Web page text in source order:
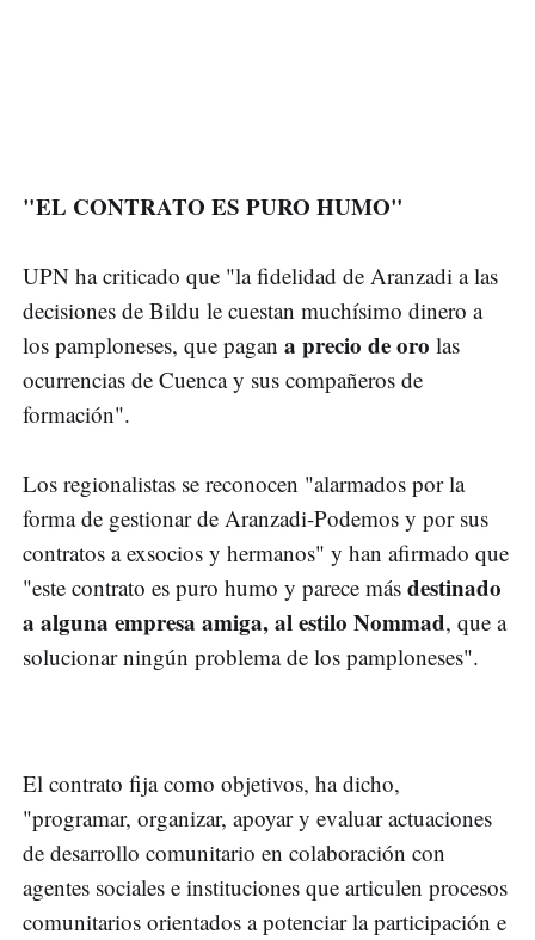
"EL CONTRATO ES PURO HUMO"
UPN ha criticado que "la fidelidad de Aranzadi a las
decisiones de Bildu le cuestan muchísimo dinero a
los pamploneses, que pagan a precio de oro las
ocurrencias de Cuenca y sus compañeros de
formación".
Los regionalistas se reconocen "alarmados por la
forma de gestionar de Aranzadi-Podemos y por sus
contratos a exsocios y hermanos" y han afirmado que
"este contrato es puro humo y parece más destinado
a alguna empresa amiga, al estilo Nommad, que a
solucionar ningún problema de los pamploneses".
El contrato fija como objetivos, ha dicho,
"programar, organizar, apoyar y evaluar actuaciones
de desarrollo comunitario en colaboración con
agentes sociales e instituciones que articulen procesos
comunitarios orientados a potenciar la participación e